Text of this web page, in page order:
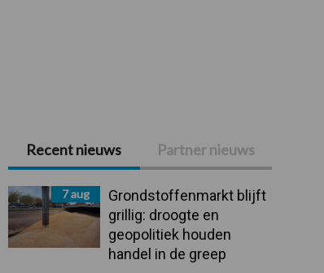
Primaire
Sidebar
Recent nieuws Partner nieuws
7 aug
Grondstoffenmarkt blijft
grillig: droogte en
geopolitiek houden
handel in de greep